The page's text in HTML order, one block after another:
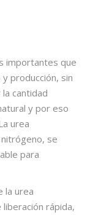
importantes que
producción, sin
cantidad
y por eso
urea
se
para
la urea
rápida,